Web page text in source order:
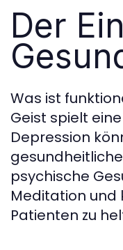
Der
Was ist
Geist spielt
Depression
psychische
Meditation und
Patienten zu